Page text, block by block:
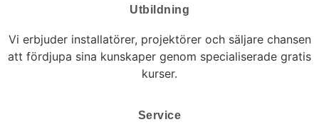
Utbildning
Vi erbjuder installatörer, projektörer och säljare chansen
att fördjupa sina kunskaper genom specialiserade gratis
kurser.
Service